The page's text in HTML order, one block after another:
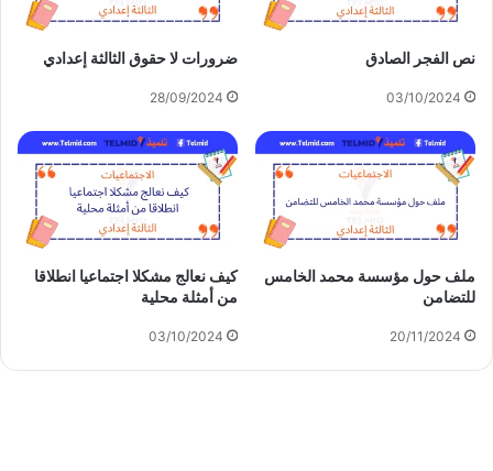
نص الفجر الصادق
03/10/2024
ضرورات لا حقوق الثالثة إعدادي
28/09/2024
ملف حول مؤسسة محمد الخامس
للتضامن
20/11/2024
كيف نعالج مشكلا اجتماعيا انطلاقا
من أمثلة محلية
03/10/2024